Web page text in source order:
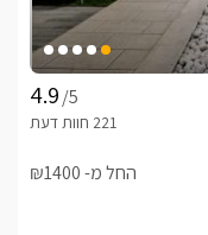
/5
החל מ- ₪1400